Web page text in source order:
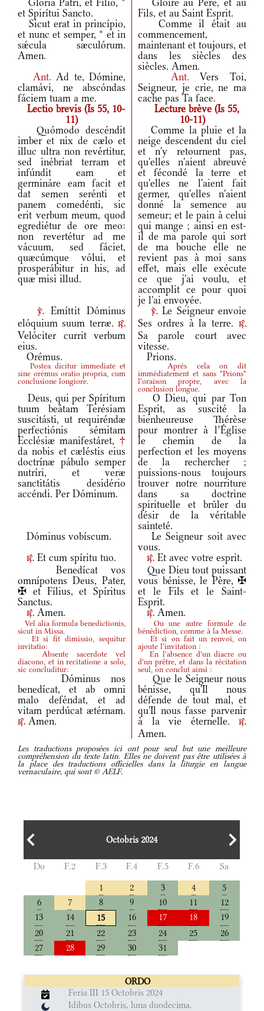
Glória Patri, et Fílio, *
et Spirítui Sancto.
Gloire au Père, et au
Fils, et au Saint Esprit.
Sicut erat in princípio,
et nunc et semper, * et in
sǽcula sæculórum.
Amen.
Comme il était au
commencement,
maintenant et toujours, et
dans les siècles des
siècles. Amen.
Ant. Ad te, Dómine,
clamávi, ne abscóndas
fáciem tuam a me.
Ant.Vers Toi,
Seigneur, je crie, ne ma
cache pas Ta face.
Lectio brevis (Is 55, 10-
11)
Lecture brève (Is 55,
10-11)
Quómodo descéndit
imber et nix de cælo et
illuc ultra non revértitur,
sed inébriat terram et
infúndit eam et
germináre eam facit et
dat semen serénti et
panem comedénti, sic
erit verbum meum, quod
egrediétur de ore meo:
non revertétur ad me
vácuum, sed fáciet,
quæcúmque vólui, et
prosperábitur in his, ad
quæ misi illud.
Comme la pluie et la
neige descendent du ciel
et n'y retournent pas,
qu'elles n'aient abreuvé
et fécondé la terre et
qu'elles ne l'aient fait
germer, qu'elles n'aient
donné la semence au
semeur; et le pain à celui
qui mange ; ainsi en est-
il de ma parole qui sort
de ma bouche elle ne
revient pas à moi sans
effet, mais elle exécute
ce que j'ai voulu, et
accomplit ce pour quoi
je l'ai envoyée.
v.
Emíttit Dóminus
elóquium suum terræ. r.
Velóciter currit verbum
eius.
v. Le Seigneur envoie
Ses ordres à la terre.
r.
Sa parole court avec
vitesse.
Orémus.
Prions.
Postea dicitur immediate et
sine orémus oratio propria, cum
conclusione longiore.
Après cela on dit
immédiatement et sans "Prions"
l'oraison propre, avec la
conclusion longue.
Deus, qui per Spíritum
tuum beátam Terésiam
suscitásti, ut requiréndæ
perfectiónis sémitam
Ecclésiæ manifestáret, †
da nobis et cæléstis eius
doctrínæ pábulo semper
nutríri, et veræ
sanctitátis desidério
accéndi. Per Dóminum.
O Dieu, qui par Ton
Esprit, as suscité la
bienheureuse Thérèse
pour montrer à l’Église
le chemin de la
perfection et les moyens
de la rechercher ;
puissions-nous toujours
trouver notre nourriture
dans sa doctrine
spirituelle et brûler du
désir de la véritable
sainteté.
Dóminus vobíscum.
Le Seigneur soit avec
vous.
r. Et cum spíritu tuo. r. Et avec votre esprit.
Benedícat vos
omnípotens Deus, Pater,
✠ et Fílius, et Spíritus
Sanctus.
Que Dieu tout puissant
vous bénisse, le Père, ✠
et le Fils et le Saint-
Esprit.
r. Amen. r. Amen.
Vel alia formula benedictionis,
sicut in Missa.
Ou une autre formule de
bénédiction, comme à la Messe.
Et si fit dimissio, sequitur
invitatio:
Et si on fait un renvoi, on
ajoute l'invitation :
Absente sacerdote vel
diacono, et in recitatione a solo,
sic concluditur:
En l'absence d'un diacre ou
d'un prêtre, et dans la récitation
seul, on conclut ainsi :
Dóminus nos
benedícat, et ab omni
malo deféndat, et ad
vitam perdúcat ætérnam.
r. Amen.
Que le Seigneur nous
bénisse, qu'Il nous
défende de tout mal, et
qu'Il nous fasse parvenir
à la vie éternelle.
r.
Amen.
Les traductions proposées ici ont pour seul but une meilleure
compréhension du texte latin. Elles ne doivent pas être utilisées à
la place des traductions officielles dans la liturgie en langue
vernaculaire, qui sont © AELF.
Octobris 2024
Do F.2 F.3 F.4 F.5 F.6
Sa
1
2 3 4
5
6
7 8 9 10 11
12
13
14 15 16 17 18
19
20
21 22 23 24 25
26
27
28 29 30 31
ORDO
Feria III 15 Octobris 2024
Idibus Octobris, luna duodecima.